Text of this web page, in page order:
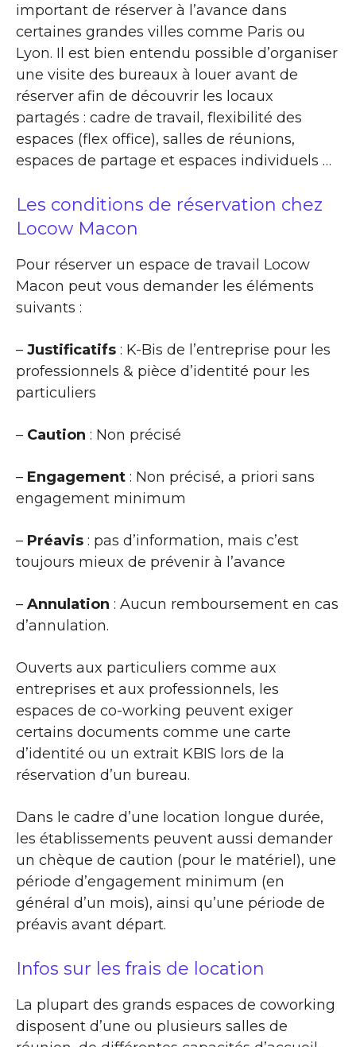
important de réserver à l’avance dans
certaines grandes villes comme Paris ou
Lyon. Il est bien entendu possible d’organiser
une visite des bureaux à louer avant de
réserver afin de découvrir les locaux
partagés : cadre de travail, flexibilité des
espaces (flex office), salles de réunions,
espaces de partage et espaces individuels …
Les conditions de réservation chez
Locow Macon
Pour réserver un espace de travail Locow
Macon peut vous demander les éléments
suivants :
– Justificatifs : K-Bis de l’entreprise pour les
professionnels & pièce d’identité pour les
particuliers
– Caution : Non précisé
– Engagement : Non précisé, a priori sans
engagement minimum
– Préavis : pas d’information, mais c’est
toujours mieux de prévenir à l’avance
– Annulation : Aucun remboursement en cas
d’annulation.
Ouverts aux particuliers comme aux
entreprises et aux professionnels, les
espaces de co-working peuvent exiger
certains documents comme une carte
d’identité ou un extrait KBIS lors de la
réservation d’un bureau.
Dans le cadre d’une location longue durée,
les établissements peuvent aussi demander
un chèque de caution (pour le matériel), une
période d’engagement minimum (en
général d’un mois), ainsi qu’une période de
préavis avant départ.
Infos sur les frais de location
La plupart des grands espaces de coworking
disposent d’une ou plusieurs salles de